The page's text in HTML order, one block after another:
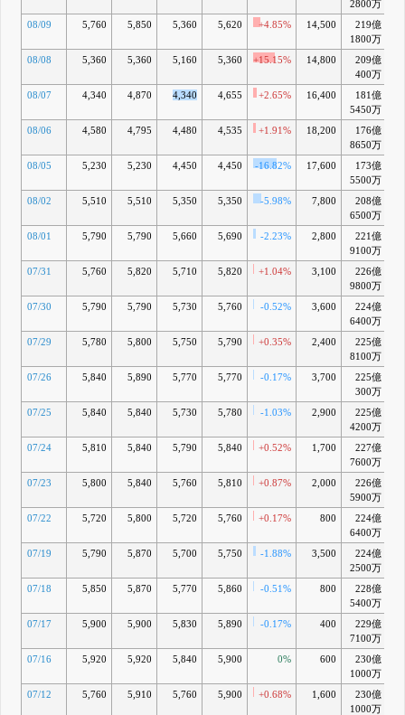
2800万
08/09 5,760 5,850 5,360 5,620 +4.85% 14,500
219億
1800万
08/08 5,360 5,360 5,160 5,360 +15.15% 14,800
209億
400万
08/07 4,340 4,870 4,340 4,655 +2.65% 16,400
181億
5450万
08/06 4,580 4,795 4,480 4,535 +1.91% 18,200
176億
8650万
08/05 5,230 5,230 4,450 4,450 -16.82% 17,600
173億
5500万
08/02 5,510 5,510 5,350 5,350 -5.98% 7,800
208億
6500万
08/01 5,790 5,790 5,660 5,690 -2.23% 2,800
221億
9100万
07/31 5,760 5,820 5,710 5,820 +1.04% 3,100
226億
9800万
07/30 5,790 5,790 5,730 5,760 -0.52% 3,600
224億
6400万
07/29 5,780 5,800 5,750 5,790 +0.35% 2,400
225億
8100万
07/26 5,840 5,890 5,770 5,770 -0.17% 3,700
225億
300万
07/25 5,840 5,840 5,730 5,780 -1.03% 2,900
225億
4200万
07/24 5,810 5,840 5,790 5,840 +0.52% 1,700
227億
7600万
07/23 5,800 5,840 5,760 5,810 +0.87% 2,000
226億
5900万
07/22 5,720 5,800 5,720 5,760 +0.17% 800
224億
6400万
07/19
5,790 5,870 5,700 5,750 -1.88% 3,500
224億
2500万
07/18 5,850 5,870 5,770 5,860 -0.51% 800
228億
5400万
07/17 5,900 5,900 5,830 5,890 -0.17% 400
229億
7100万
07/16 5,920 5,920 5,840 5,900 0% 600
230億
1000万
07/12 5,760 5,910 5,760 5,900 +0.68% 1,600
230億
1000万